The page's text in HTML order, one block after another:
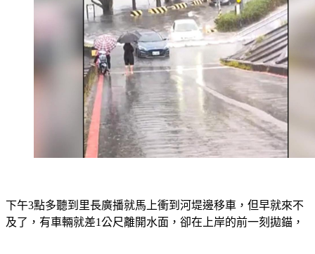
下午3點多聽到里長廣播就馬上衝到河堤邊移車，但早就來不
及了，有車輛就差1公尺離開水面，卻在上岸的前一刻拋錨，